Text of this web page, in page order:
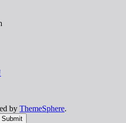
by ThemeSphere.
Submit